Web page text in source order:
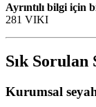
Ayrıntılı bilgi için
281 VIKI
Sık
Kurumsal